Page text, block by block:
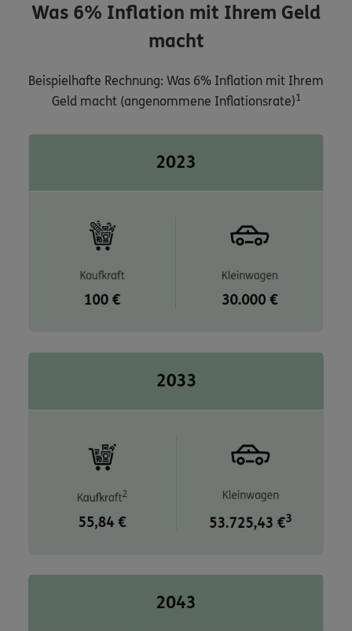
Was 6% Inflation mit Ihrem Geld
macht
Beispielhafte Rechnung: Was 6% Inflation mit Ihrem
Geld macht (angenommene Inflationsrate)1